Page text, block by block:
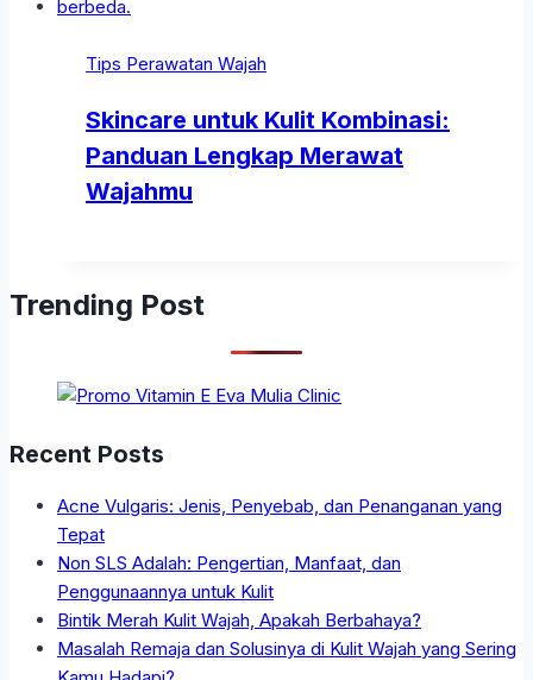
Tips Perawatan Wajah
Skincare untuk Kulit Kombinasi:
Panduan Lengkap Merawat
Wajahmu
Trending Post
Recent Posts
Acne Vulgaris: Jenis, Penyebab, dan Penanganan yang
Tepat
Non SLS Adalah: Pengertian, Manfaat, dan
Penggunaannya untuk Kulit
Bintik Merah Kulit Wajah, Apakah Berbahaya?
Masalah Remaja dan Solusinya di Kulit Wajah yang Sering